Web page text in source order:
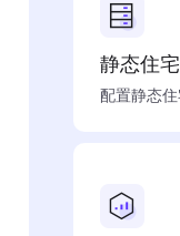
静态住
配置静态